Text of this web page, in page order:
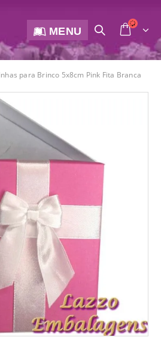
MENU
para Brinco 5x8cm Pink Fita Branca